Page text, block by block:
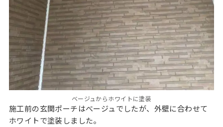
ベージュからホワイトに塗装
施工前の玄関ポーチはべージュでしたが、外壁に合わせて
ホワイトで塗装しました。